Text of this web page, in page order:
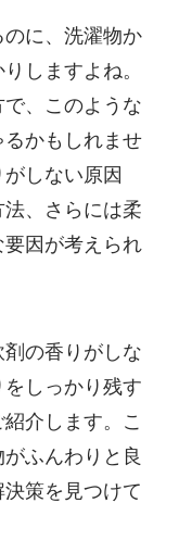
に、洗濯物か
しますよね。
、このような
かもしれませ
しない原因
、さらには柔
因が考えられ
の香りがしな
しっかり残す
介します。こ
ふんわりと良
策を見つけて